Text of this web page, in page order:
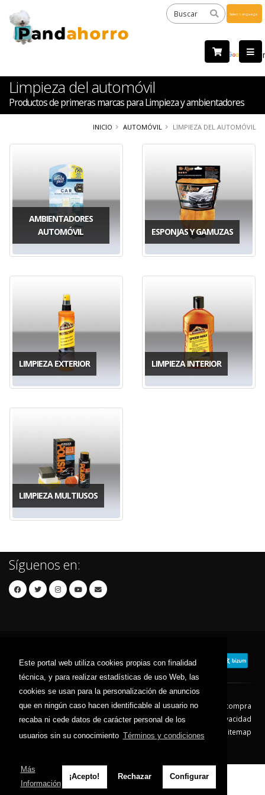
Este portal web utiliza cookies propias con finalidad
técnica, y para realizar estadísticas de uso Web, las
cookies se usan para la personalización de anuncios
que en ningún caso hacen identificable al usuario no
recaba ni cede datos de carácter personal de los
usuarios sin su conocimiento Términos y condiciones
Más
Información
¡Acepto! Rechazar Configurar
by
Limpieza del automóvil
Productos de primeras marcas para Limpieza y ambientadores
INICIO AUTOMÓVIL LIMPIEZA DEL AUTOMÓVIL
AMBIENTADORES
AUTOMÓVIL
ESPONJAS Y GAMUZAS
LIMPIEZA EXTERIOR LIMPIEZA INTERIOR
LIMPIEZA MULTIUSOS
Síguenos en:
Contacto Aviso Legal
Condiciones de compra
Política de envíos
Política de devolución
Política de Privacidad
Política de Cookies
Sitemap